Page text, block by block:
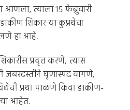
त्याला १५ फेब्रुवारी
डाकीण शिकार या कुप्रथेचा
हा आहे.
प्रवृत्त करणे, त्यास
जबरदस्तीने घृणास्पद वागणे,
प्रथा पाळणे किंवा डाकीण-
आहेत.